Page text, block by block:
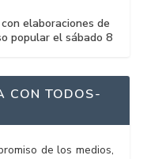
elaboraciones de
popular el sábado 8
CON TODOS-
de los medios,